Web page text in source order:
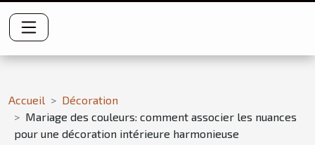
Accueil
Décoration
Mariage des couleurs: comment associer les nuances
pour une décoration intérieure harmonieuse